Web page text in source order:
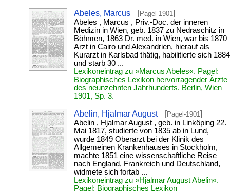
Abeles, Marcus [Pagel-1901 ]
Abeles , Marcus , Priv.-Doc. der inneren
Medizin in Wien, geb. 1837 zu Nedraschitz in
Böhmen, 1863 Dr. med. in Wien, war bis 1870
Arzt in Cairo und Alexandrien, hierauf als
Kurarzt in Karlsbad thätig, habilitierte sich 1884
und starb 30 ...
Lexikoneintrag zu »Marcus Abeles«. Pagel:
Biographisches Lexikon hervorragender Ärzte
des neunzehnten Jahrhunderts. Berlin, Wien
1901, Sp. 3.
Abelin, Hjalmar August [Pagel-1901]
Abelin , Hjalmar August , geb. in Linköping 22.
Mai 1817, studierte von 1835 ab in Lund,
wurde 1849 Oberarzt bei der Klinik des
Allgemeinen Krankenhauses in Stockholm,
machte 1851 eine wissenschaftliche Reise
nach England, Frankreich und Deutschland,
widmete sich fortab ...
Lexikoneintrag zu »Hjalmar August Abelin«.
Pagel: Biographisches Lexikon